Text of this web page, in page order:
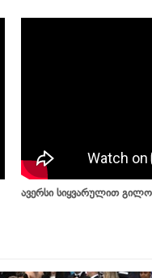
ავერსი სიყვარულით